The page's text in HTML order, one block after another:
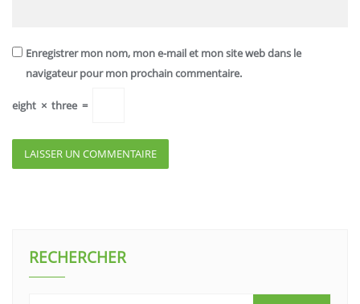
Enregistrer mon nom, mon e-mail et mon site web dans le
navigateur pour mon prochain commentaire.
eight × three =
RECHERCHER